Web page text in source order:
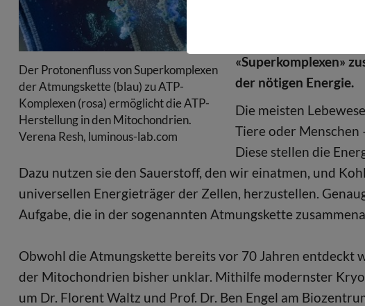
Der Protonenfluss von Superkomplexen
der Atmungskette (blau) zu ATP-
Komplexen (rosa) ermöglicht die ATP-
Herstellung in den Mitochondrien.
Verena Resh, luminous-lab.com
unerreichter
«Superkomplexen»
der nötigen Energie.
Die meisten
Tiere oder
Diese stellen die
Dazu nutzen sie den Sauerstoff, den wir einatmen, und
universellen Energieträger der Zellen, herzustellen.
Aufgabe, die in der sogenannten Atmungskette
Obwohl die Atmungskette bereits vor 70 Jahren entdeckt
der Mitochondrien bisher unklar. Mithilfe modernster
um Dr. Florent Waltz und Prof. Dr. Ben Engel am